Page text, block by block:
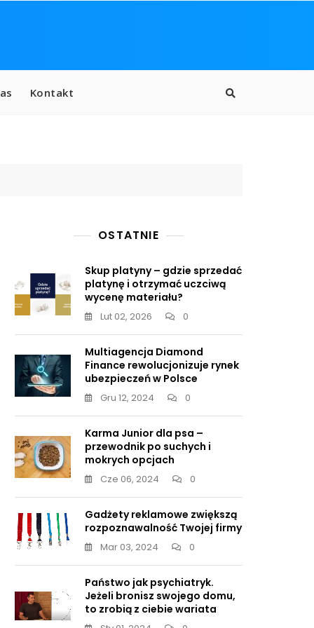
Kontakt
OSTATNIE
Skup platyny – gdzie sprzedać
platynę i otrzymać uczciwą
wycenę materiału?
Lut 02, 2026 0
Multiagencja Diamond
Finance rewolucjonizuje rynek
ubezpieczeń w Polsce
Gru 12, 2024 0
Karma Junior dla psa –
przewodnik po suchych i
mokrych opcjach
Cze 06, 2024 0
Gadżety reklamowe zwiększą
rozpoznawalność Twojej firmy
Mar 03, 2024 0
Państwo jak psychiatryk.
Jeżeli bronisz swojego domu,
to zrobią z ciebie wariata